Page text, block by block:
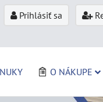
Prihlásiť sa
O NÁKUPE